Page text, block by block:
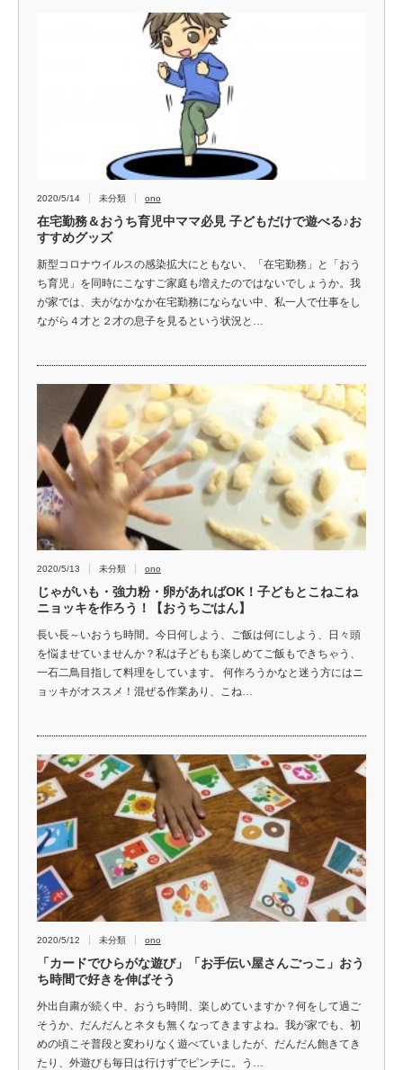
2020/5/14 未分類 ono
在宅勤務＆おうち育児中ママ必見 子どもだけで遊べる♪お
すすめグッズ
新型コロナウイルスの感染拡大にともない、「在宅勤務」と「おう
ち育児」を同時にこなすご家庭も増えたのではないでしょうか。我
が家では、夫がなかなか在宅勤務にならない中、私一人で仕事をし
ながら４才と２才の息子を見るという状況と…
2020/5/13 未分類 ono
じゃがいも・強力粉・卵があればOK！子どもとこねこね
ニョッキを作ろう！【おうちごはん】
長い長～いおうち時間。今日何しよう、ご飯は何にしよう、日々頭
を悩ませていませんか？私は子どもも楽しめてご飯もできちゃう、
一石二鳥目指して料理をしています。 何作ろうかなと迷う方にはニ
ョッキがオススメ！混ぜる作業あり、こね…
2020/5/12 未分類 ono
「カードでひらがな遊び」「お手伝い屋さんごっこ」おう
ち時間で好きを伸ばそう
外出自粛が続く中、おうち時間、楽しめていますか？何をして過ご
そうか、だんだんとネタも無くなってきますよね。我が家でも、初
めの頃こそ普段と変わりなく遊べていましたが、だんだん飽きてき
たり、外遊びも毎日は行けずでピンチに。う…